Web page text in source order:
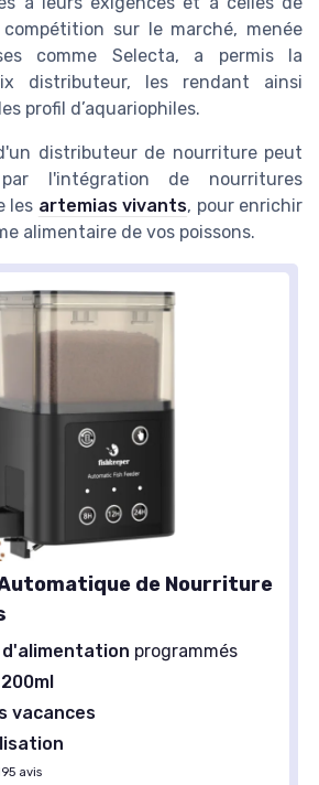
compétition sur le marché, menée
comme Selecta, a permis la
distributeur, les rendant ainsi
profil d’aquariophiles.
distributeur de nourriture peut
l'intégration de nourritures
les artemias vivants, pour enrichir
alimentaire de vos poissons.
de Nourriture
d'alimentation programmés
vacances
avis